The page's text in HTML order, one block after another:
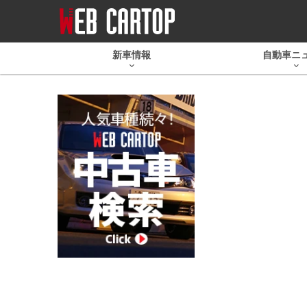
新車情報 自動車ニ